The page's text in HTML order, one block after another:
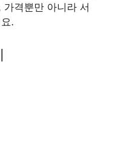
격뿐만 아니라 서
.